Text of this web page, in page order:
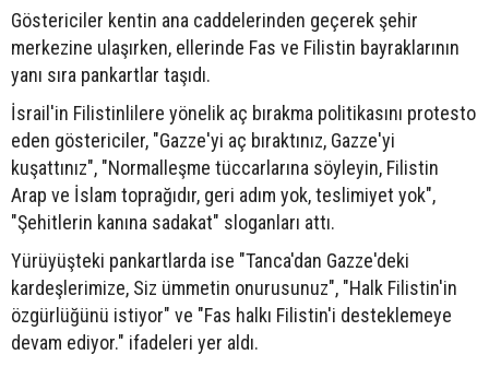
Göstericiler kentin ana caddelerinden geçerek şehir
merkezine ulaşırken, ellerinde Fas ve Filistin bayraklarının
yanı sıra pankartlar taşıdı.
İsrail'in Filistinlilere yönelik aç bırakma politikasını protesto
eden göstericiler, "Gazze'yi aç bıraktınız, Gazze'yi
kuşattınız", "Normalleşme tüccarlarına söyleyin, Filistin
Arap ve İslam toprağıdır, geri adım yok, teslimiyet yok",
"Şehitlerin kanına sadakat" sloganları attı.
Yürüyüşteki pankartlarda ise "Tanca'dan Gazze'deki
kardeşlerimize, Siz ümmetin onurusunuz", "Halk Filistin'in
özgürlüğünü istiyor" ve "Fas halkı Filistin'i desteklemeye
devam ediyor." ifadeleri yer aldı.